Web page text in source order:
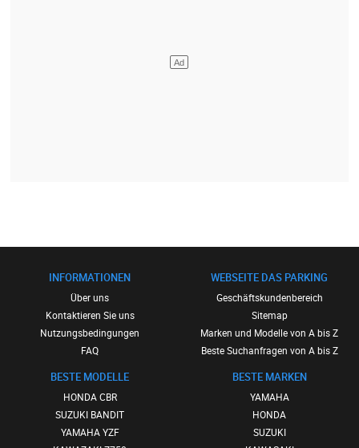
INFORMATIONEN
Über uns
Kontaktieren Sie uns
Nutzungsbedingungen
FAQ
BESTE MODELLE
HONDA CBR
SUZUKI BANDIT
YAMAHA YZF
WEBSEITE DAS PARKING
Geschäftskundenbereich
Sitemap
Marken und Modelle von A bis Z
Beste Suchanfragen von A bis Z
BESTE MARKEN
YAMAHA
HONDA
SUZUKI